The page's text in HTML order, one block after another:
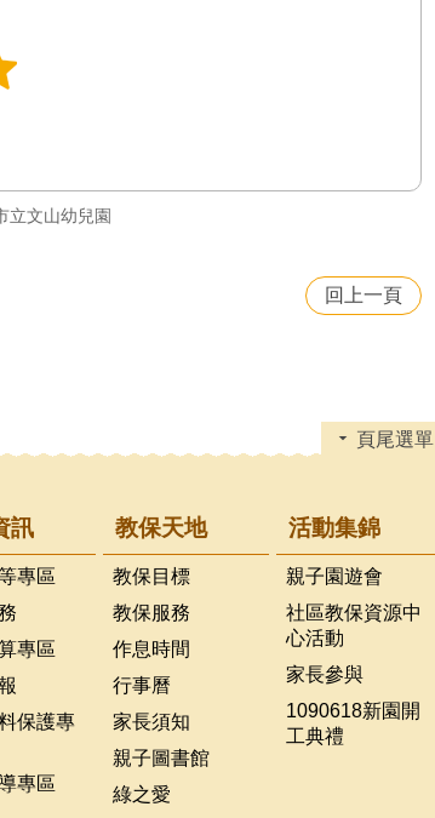
立文山幼兒園
回上一頁
頁尾選單
訊
專區
專區
保護專
專區
教保天地
教保目標
教保服務
作息時間
行事曆
家長須知
親子圖書館
綠之愛
活動集錦
親子園遊會
社區教保資源中
心活動
家長參與
1090618新園開
工典禮